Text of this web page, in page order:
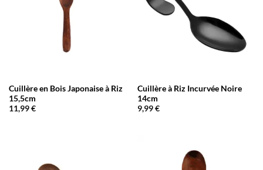
Cuillère en Bois Japonaise à Riz
15,5cm
11,99€
Cuillère à Riz Incurvée Noire
14cm
9,99€